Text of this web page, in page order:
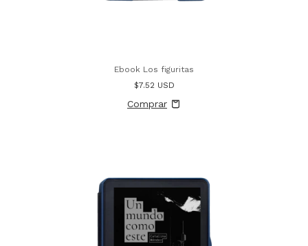
Ebook Los figuritas
$7.52 USD